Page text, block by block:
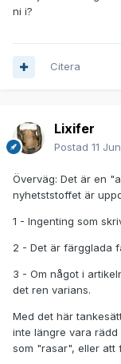
ni i?
Citera
Lixifer
Postad 11
Överväg: Det är en
nyhetststoffet är
1 - Ingenting som
2 - Det är färgglada
3 - Om något i
det ren varians.
Med det här
inte längre vara
som "rasar", eller att